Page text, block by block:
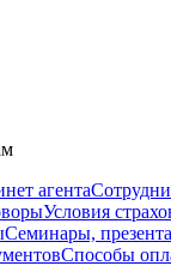
агента
Условия
Семинары,
Способы